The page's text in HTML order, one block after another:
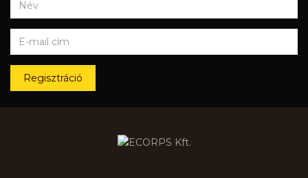
Regisztráció